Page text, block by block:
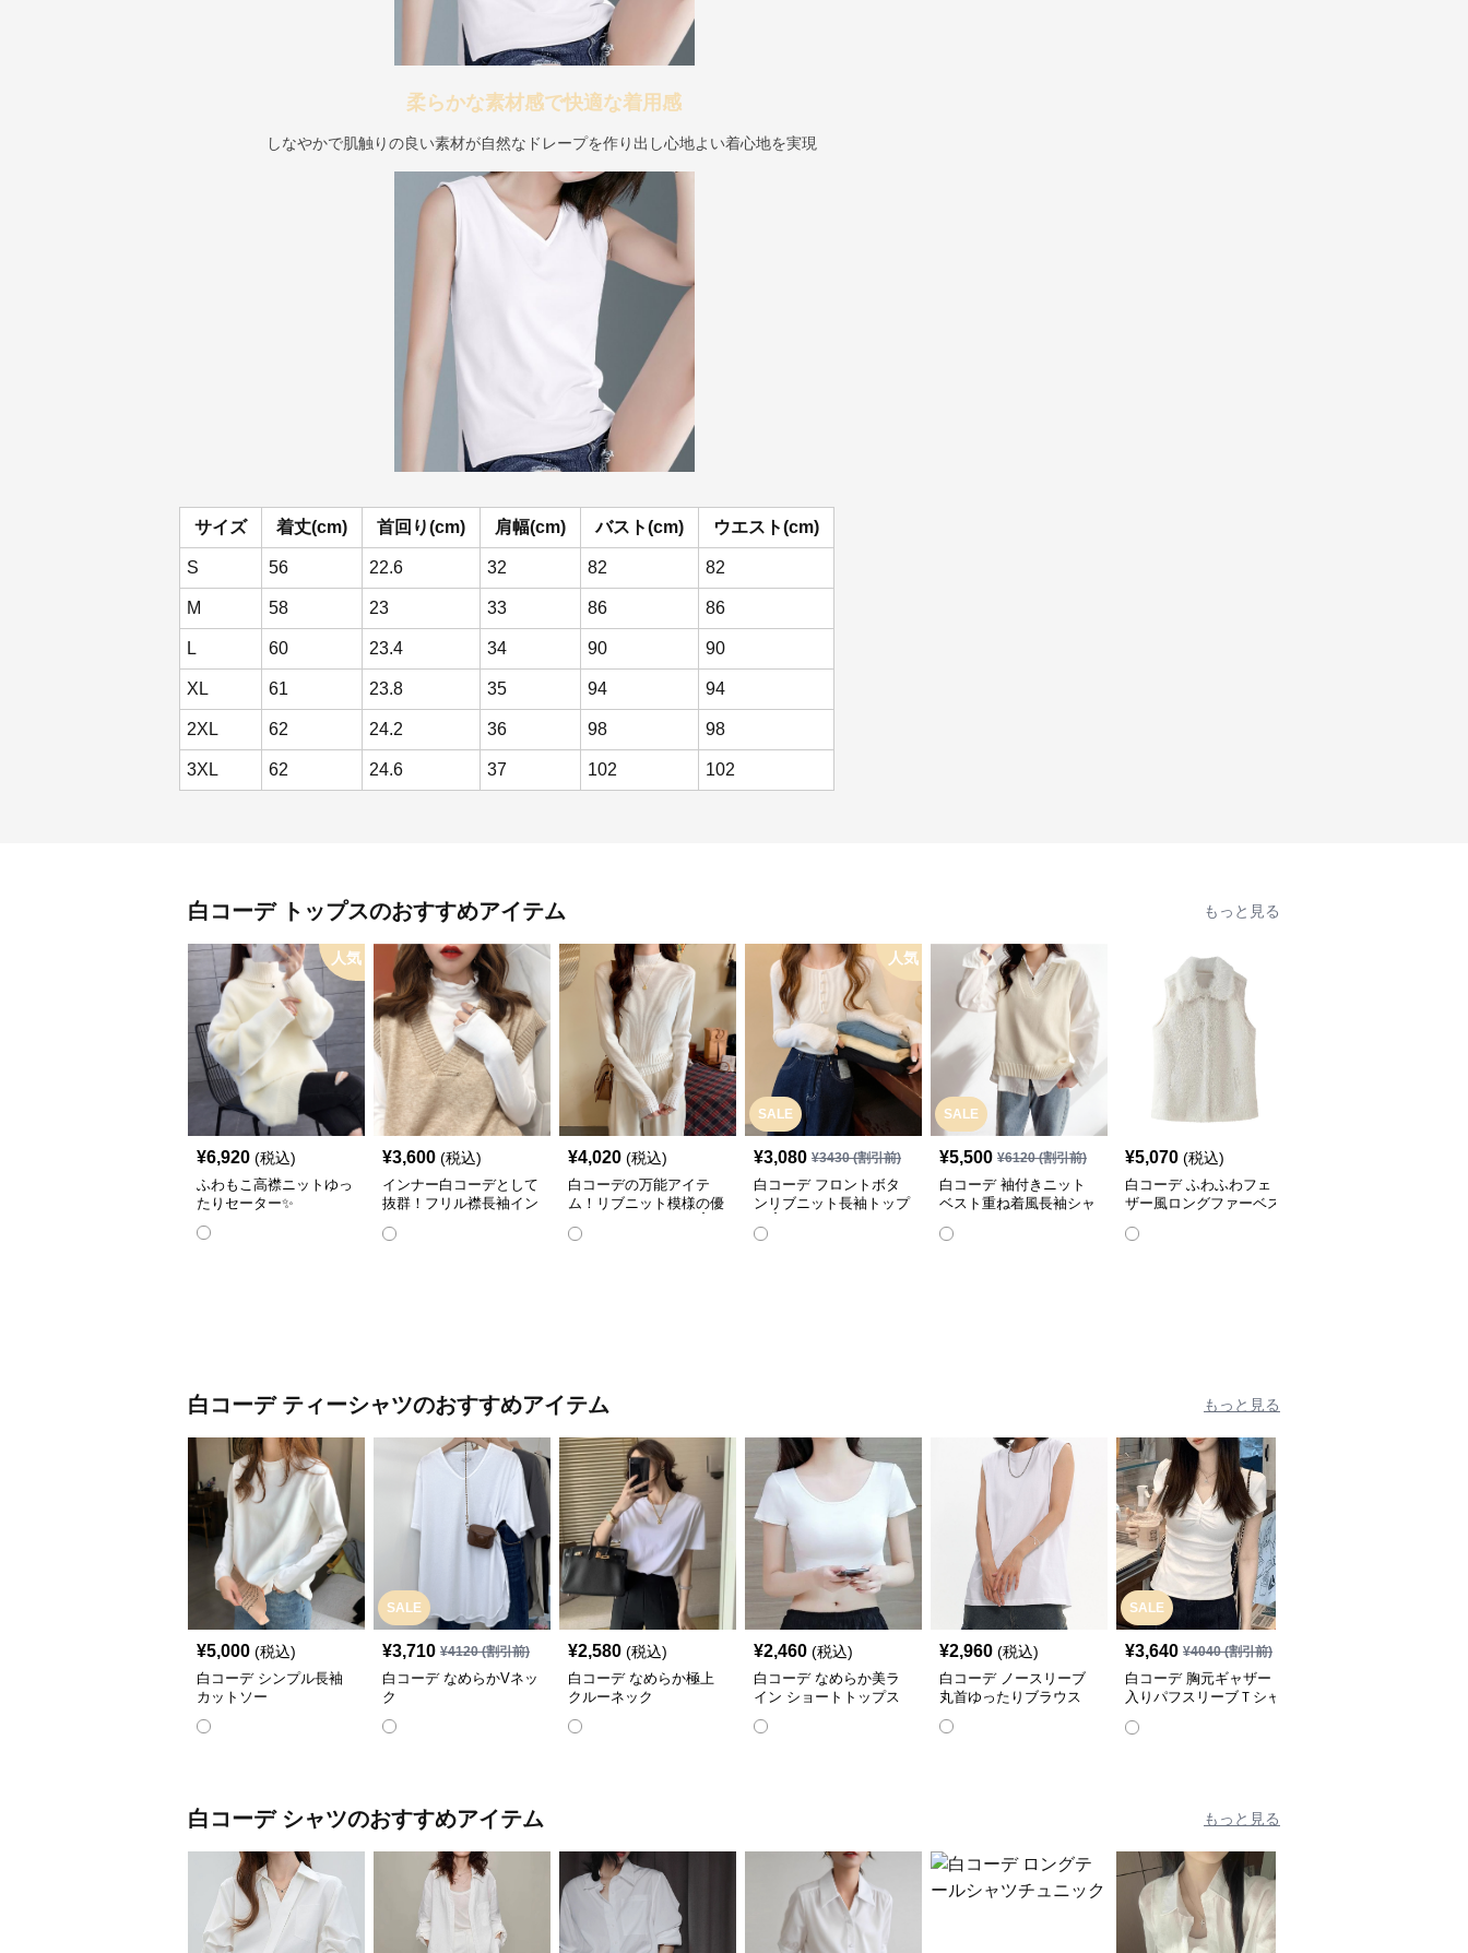
柔らかな素材感で快適な着用感
しなやかで肌触りの良い素材が自然なドレープを作り出し心地よい着心地を実現
サイズ 着丈(cm) 首回り(cm) 肩幅(cm) バスト(cm) ウエスト(cm)
S 56 22.6 32 82 82
M 58 23 33 86 86
L 60 23.4 34 90 90
XL 61 23.8 35 94 94
2XL 62 24.2 36 98 98
3XL 62 24.6 37 102 102
白コーデ トップスのおすすめアイテム もっと見る
人気
¥6,920 (税込)
ふわもこ高襟ニットゆっ
たりセーター✨
¥3,600 (税込)
インナー白コーデとして
抜群！フリル襟長袖イン
¥4,020 (税込)
白コーデの万能アイテ
ム！リブニット模様の優
SALE
人気
¥3,080 ¥3430(割引前)
白コーデ フロントボタ
ンリブニット長袖トップ
SALE
¥5,500 ¥6120(割引前)
白コーデ 袖付きニット
ベスト重ね着風長袖シャ
¥5,070 (税込)
白コーデ ふわふわフェ
ザー風ロングファーベス
白コーデ ティーシャツのおすすめアイテム もっと見る
¥5,000 (税込)
白コーデ シンプル長袖
カットソー
SALE
¥3,710 ¥4120(割引前)
白コーデ なめらかVネッ
ク
¥2,580 (税込)
白コーデ なめらか極上
クルーネック
¥2,460 (税込)
白コーデ なめらか美ラ
イン ショートトップス
¥2,960 (税込)
白コーデ ノースリーブ
丸首ゆったりブラウス
SALE
¥3,640 ¥4040(割引前)
白コーデ 胸元ギャザー
入りパフスリーブＴシャ
白コーデ シャツのおすすめアイテム もっと見る